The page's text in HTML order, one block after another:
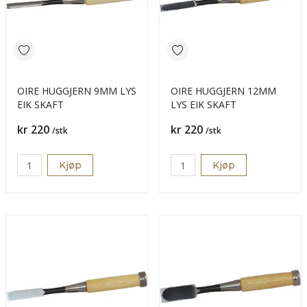
OIRE HUGGJERN 9MM LYS
EIK SKAFT
Pris
kr 220 /stk
Kjøp
OIRE HUGGJERN 12MM
LYS EIK SKAFT
Pris
kr 220 /stk
Kjøp